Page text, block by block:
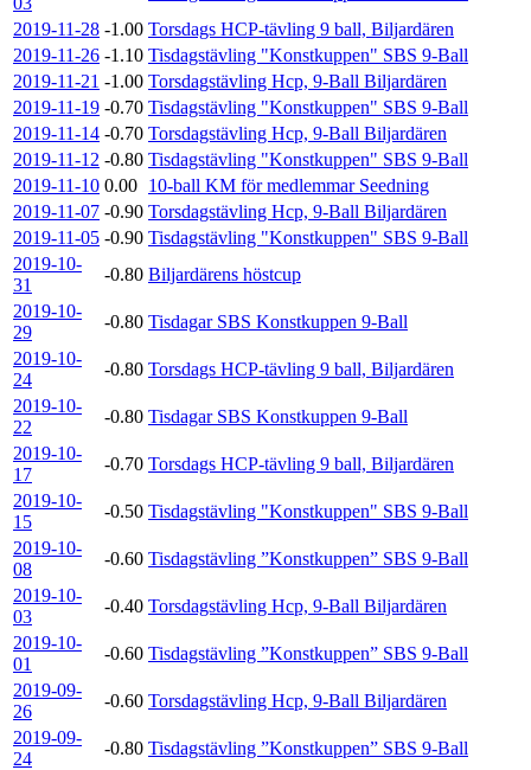
2019-11-28 -1.00 Torsdags HCP-tävling 9 ball, Biljardären
2019-11-26 -1.10 Tisdagstävling "Konstkuppen" SBS 9-Ball
2019-11-21 -1.00 Torsdagstävling Hcp, 9-Ball Biljardären
2019-11-19 -0.70 Tisdagstävling "Konstkuppen" SBS 9-Ball
2019-11-14 -0.70 Torsdagstävling Hcp, 9-Ball Biljardären
2019-11-12 -0.80 Tisdagstävling "Konstkuppen" SBS 9-Ball
2019-11-10 0.00 10-ball KM för medlemmar Seedning
2019-11-07 -0.90 Torsdagstävling Hcp, 9-Ball Biljardären
2019-11-05 -0.90 Tisdagstävling "Konstkuppen" SBS 9-Ball
2019-10-
31
-0.80 Biljardärens höstcup
2019-10-
29
-0.80 Tisdagar SBS Konstkuppen 9-Ball
2019-10-
24
-0.80 Torsdags HCP-tävling 9 ball, Biljardären
2019-10-
22
-0.80 Tisdagar SBS Konstkuppen 9-Ball
2019-10-
17
-0.70 Torsdags HCP-tävling 9 ball, Biljardären
2019-10-
15
-0.50 Tisdagstävling "Konstkuppen" SBS 9-Ball
2019-10-
08
-0.60 Tisdagstävling ”Konstkuppen” SBS 9-Ball
2019-10-
03
-0.40 Torsdagstävling Hcp, 9-Ball Biljardären
2019-10-
01
-0.60 Tisdagstävling ”Konstkuppen” SBS 9-Ball
2019-09-
26
-0.60 Torsdagstävling Hcp, 9-Ball Biljardären
2019-09-
24
-0.80 Tisdagstävling ”Konstkuppen” SBS 9-Ball